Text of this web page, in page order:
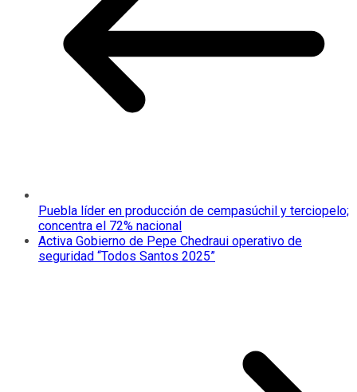
Puebla líder en producción de cempasúchil y terciopelo;
concentra el 72% nacional
Activa Gobierno de Pepe Chedraui operativo de
seguridad “Todos Santos 2025”